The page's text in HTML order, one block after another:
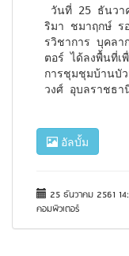
ริมา ชมาฤกษ์ ร
รวิชาการ บุคลา
ตอร์ ได้ลงพื้นที่เ
การชุมชุมบ้านบั
วงศ์ อุบลราชธา
อัลบั้ม
25 ธันวาคม 2561
คอมพิวเตอร์